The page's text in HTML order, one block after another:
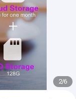
2/6